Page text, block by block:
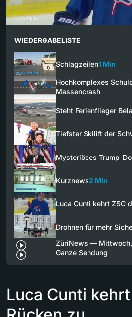
WIEDERGABELISTE
Schlagzeilen1 Min
Hochkomplexes
Massencrash
Steht Ferienflieger
Tiefster Skilift der
Mysteriöses Trump-
Kurznews2 Min
Luca Cunti kehrt ZSC
Drohnen für mehr
ZüriNews —
Ganze Sendung
Luca Cunti